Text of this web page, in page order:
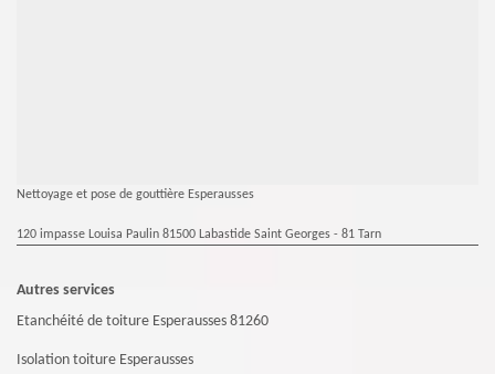
Nettoyage et pose de gouttière Esperausses
120 impasse Louisa Paulin 81500 Labastide Saint Georges - 81 Tarn
Autres services
Etanchéité de toiture Esperausses 81260
Isolation toiture Esperausses